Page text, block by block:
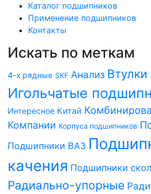
Каталог подшипников
Применение подшипников
Контакты
Искать по меткам
4-х рядные SKF Анализ Втулки
Игольчатые
Интересное Китай
Компании Корпуса подшипников
Подшипники ВАЗ
качения Подшипники
Радиально-упорные